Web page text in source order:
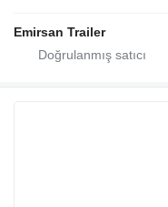
Emirsan Trailer